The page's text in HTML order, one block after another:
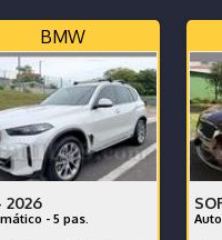
BMW
2026
- 5 pas.